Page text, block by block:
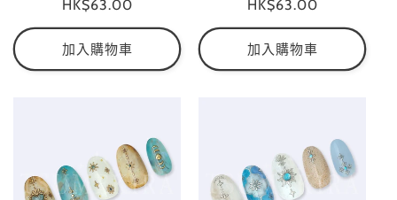
商：
定
價
HK$63.00
加入購物車
商：
定
價
HK$63.00
加入購物車